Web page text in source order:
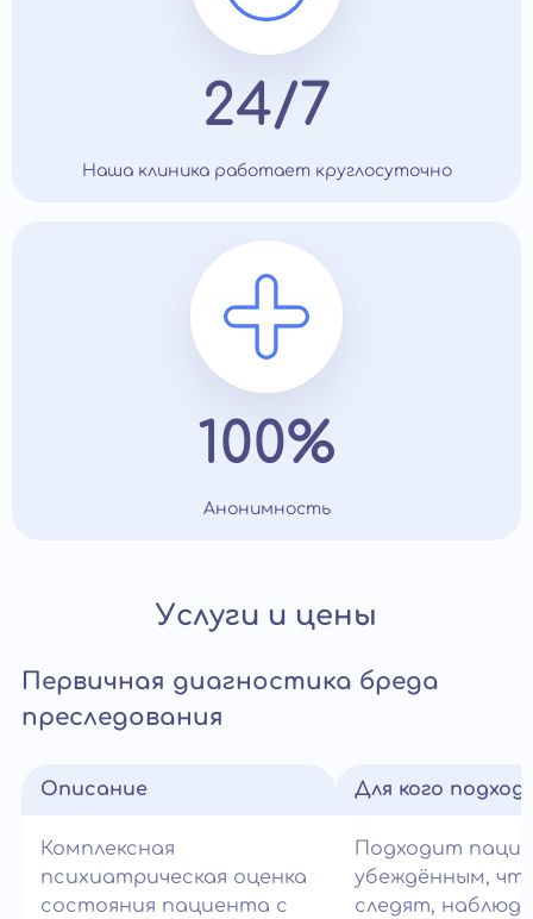
24/7
Наша клиника работает круглосуточно
100%
Анонимность
Услуги и цены
Первичная диагностика бреда
преследования
Описание
Комплексная
психиатрическая оценка
состояния пациента с
Для кого
Подходит
убеждённым,
следят,